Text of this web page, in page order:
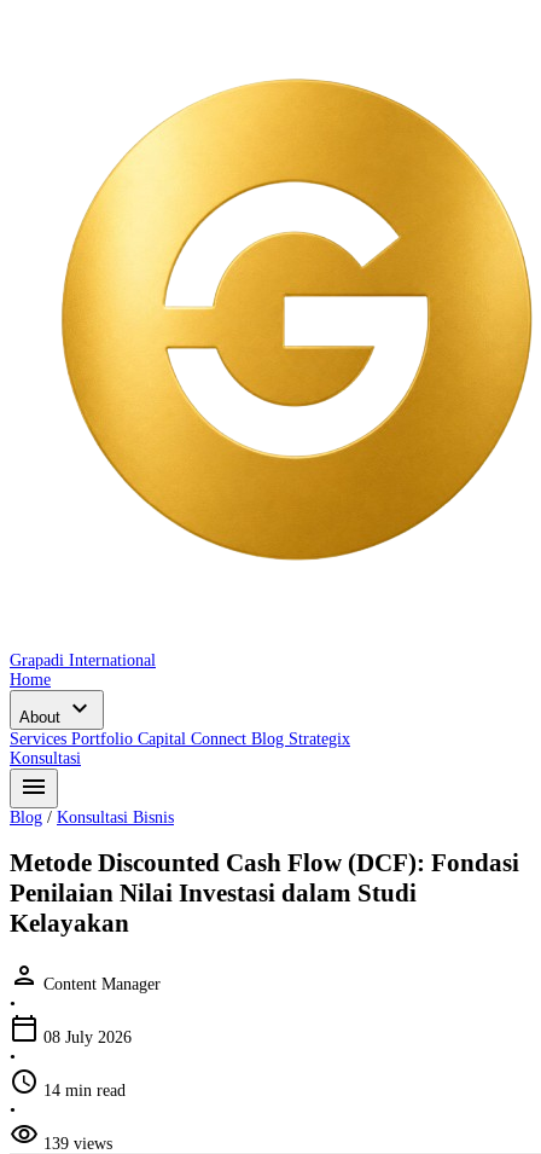
Grapadi International
Home
About expand_more
Services Portfolio Capital Connect Blog Strategix
Konsultasi
menu
Blog / Konsultasi Bisnis
Metode Discounted Cash Flow (DCF): Fondasi
Penilaian Nilai Investasi dalam Studi
Kelayakan
person Content Manager
•
calendar_today 08 July 2026
•
schedule 14 min read
•
visibility 139 views